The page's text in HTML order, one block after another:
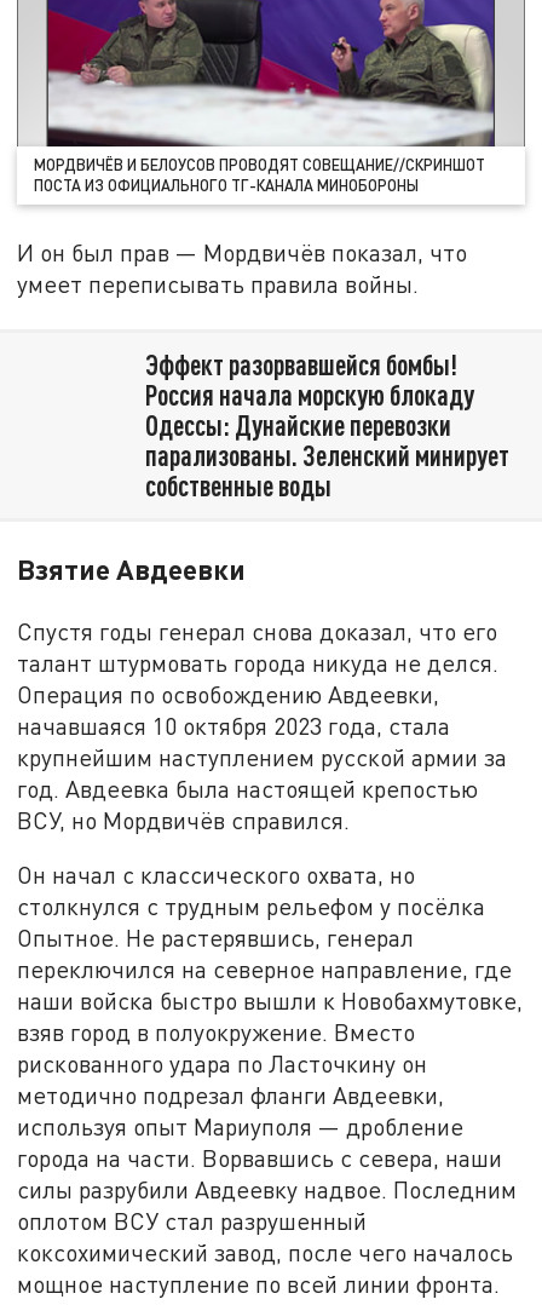
МОРДВИЧЁВ И БЕЛОУСОВ ПРОВОДЯТ СОВЕЩАНИЕ//СКРИНШОТ
ПОСТА ИЗ ОФИЦИАЛЬНОГО ТГ-КАНАЛА МИНОБОРОНЫ
И он был прав — Мордвичёв показал, что
умеет переписывать правила войны.
Эффект разорвавшейся бомбы!
Россия начала морскую блокаду
Одессы: Дунайские перевозки
парализованы. Зеленский минирует
собственные воды
Взятие Авдеевки
Спустя годы генерал снова доказал, что его
талант штурмовать города никуда не делся.
Операция по освобождению Авдеевки,
начавшаяся 10 октября 2023 года, стала
крупнейшим наступлением русской армии за
год. Авдеевка была настоящей крепостью
ВСУ, но Мордвичёв справился.
Он начал с классического охвата, но
столкнулся с трудным рельефом у посёлка
Опытное. Не растерявшись, генерал
переключился на северное направление, где
наши войска быстро вышли к Новобахмутовке,
взяв город в полуокружение. Вместо
рискованного удара по Ласточкину он
методично подрезал фланги Авдеевки,
используя опыт Мариуполя — дробление
города на части. Ворвавшись с севера, наши
силы разрубили Авдеевку надвое. Последним
оплотом ВСУ стал разрушенный
коксохимический завод, после чего началось
мощное наступление по всей линии фронта.